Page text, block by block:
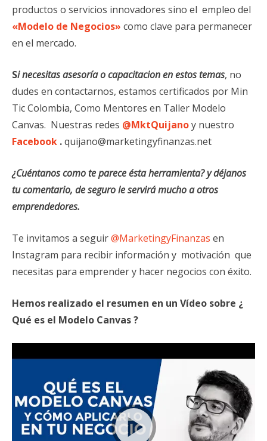
productos o servicios innovadores sino el empleo del
«Modelo de Negocios» como clave para permanecer
en el mercado.
Sinecesitas asesoría o capacitacion en estos temas, no
dudes en contactarnos, estamos certificados por Min
Tic Colombia, Como Mentores en Taller Modelo
Canvas. Nuestras redes @MktQuijanoy nuestro
Facebook .quijano@marketingyfinanzas.net
¿Cuéntanos como te parece ésta herramienta? y déjanos
tu comentario, de seguro le servirá mucho a otros
emprendedores.
Te invitamos a seguir@MarketingyFinanzas en
Instagram para recibir información y motivación que
necesitas para emprender y hacer negocios con éxito.
Hemos realizado el resumen en un Vídeo sobre ¿
Qué es el Modelo Canvas ?